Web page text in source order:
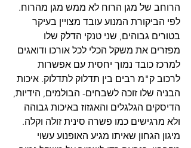
הרוחב של מגן הרוח לא ממש מגן מהרוח.
לפי הביקורת המנוע עובד מצויין בעיקר
בטורים גבוהים, שני טנקי הדלק שלו
מפזרים את משקל הכלי לכל אורכו ודואגים
למרכז כובד נמוך יחסית עם אפשרות
לרכוב ק"מ רבים בין תדלוק לתדלוק. איכות
הבניה שלו זוכה לשבחים- הבולמים, הידיות,
הדיסקים הגלגלים והאגזוז באיכות גבוהה
ולא מרגישים כמו פשרה סינית זולה וקלה.
מיגון הגחון שאיתו מגיע האופנוע עשוי